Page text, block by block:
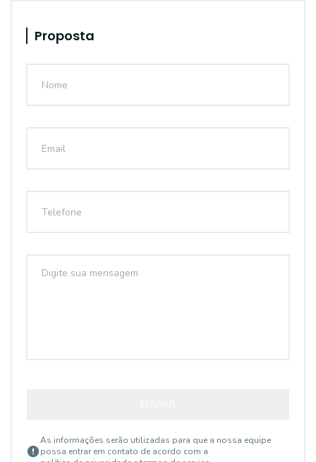
Proposta
As informações serão utilizadas para que a nossa equipe
possa entrar em contato de acordo com a